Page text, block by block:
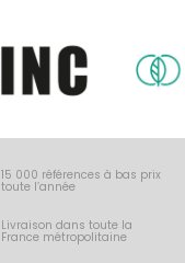
15 000 références à bas prix
toute l’année
Livraison dans toute la
France métropolitaine